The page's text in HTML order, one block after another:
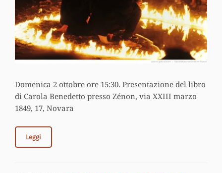
Domenica 2 ottobre ore 15:30. Presentazione del libro
di Carola Benedetto presso Zénon, via XXIII marzo
1849, 17, Novara
Leggi